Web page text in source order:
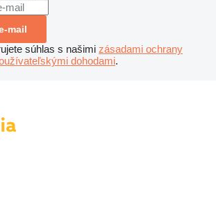
mail
súhlas s našimi zásadami ochrany
dohodami.